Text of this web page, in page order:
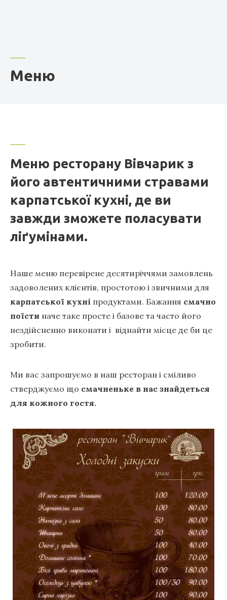
Меню
Меню ресторану Вівчарик з
його автентичними стравами
карпатської кухні, де ви
завжди зможете поласувати
ліґумінами.
Наше меню перевірене десятиріччями замовлень
задоволених клієнтів, простотою і звичними для
карпатської кухні продуктами. Бажання смачно
поїсти наче таке просте і базове та часто його
нездійсненно виконати і віднайти місце де би це
зробити.
Ми вас запрошуємо в наш ресторан і сміливо
стверджуємо що смачненьке в нас знайдеться
для кожного гостя.